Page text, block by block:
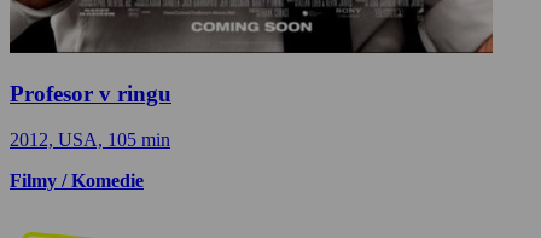
Profesor v ringu
2012, USA, 105 min
Filmy / Komedie